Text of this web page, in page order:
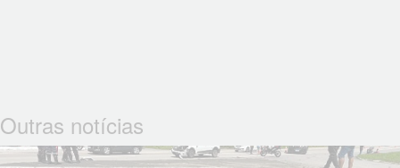
Outras notícias